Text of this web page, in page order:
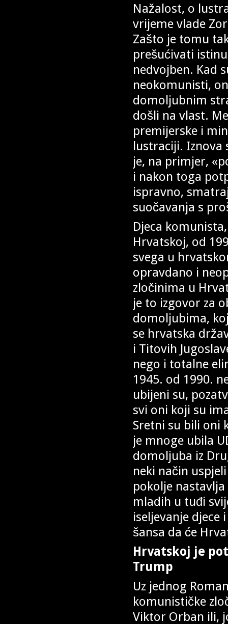
Nažalost, o
vrijeme vlade
Zašto je tomu
prešućivati
nedvojben. Kad
neokomunisti,
domoljubnim
došli na vlast.
premijerske i
lustraciji. Iznova
je, na primjer,
i nakon toga
ispravno,
suočavanja s
Djeca
Hrvatskoj, od
svega u
opravdano i
zločinima u
je to izgovor za
domoljubima,
se hrvatska
i Titovih
nego i totalne
1945. od 1990.
ubijeni su,
svi oni koji su
Sretni su bili oni
je mnoge ubila
domoljuba iz
neki način
pokolje
mladih u tuđi
iseljevanje
šansa da će
Hrvatskoj je
Trump
Uz jednog
komunističke
Viktor Orban ili,